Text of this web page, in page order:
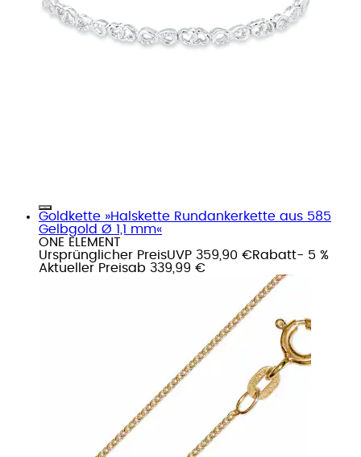
Goldkette »Halskette Rundankerkette aus 585
Gelbgold Ø 1,1 mm«
ONE ELEMENT
Ursprünglicher PreisUVP 359,90 €Rabatt- 5 %
Aktueller Preisab 339,99 €